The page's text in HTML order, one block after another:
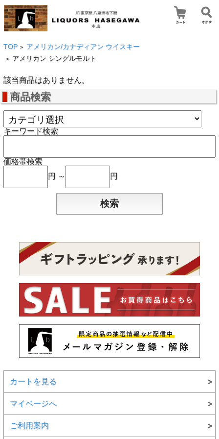
TOP > アメリカン/カナディアン ウイスキー
> アメリカン シングルモルト
該当商品はありません。
商品検索
キーワード検索
価格帯検索
円 ～
円
カートを見る
マイページへ
ご利用案内